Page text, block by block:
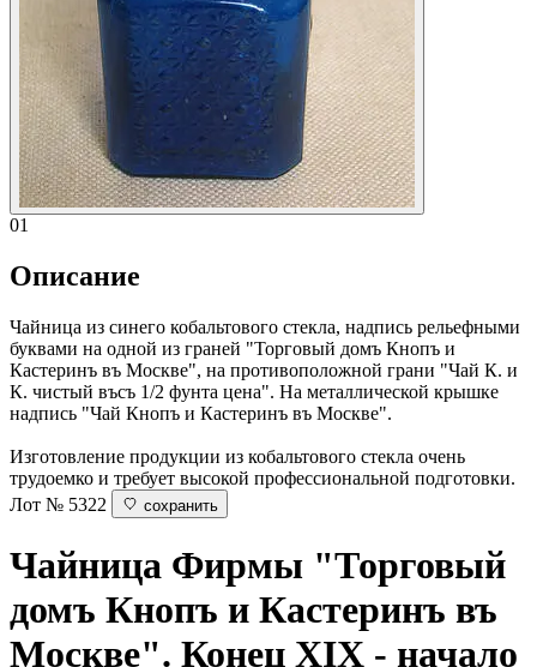
01
Описание
Чайница из синего кобальтового стекла, надпись рельефными
буквами на одной из граней "Торговый домъ Кнопъ и
Кастеринъ въ Москве", на противоположной грани "Чай К. и
К. чистый въсъ 1/2 фунта цена". На металлической крышке
надпись "Чай Кнопъ и Кастеринъ въ Москве".
Изготовление продукции из кобальтового стекла очень
трудоемко и требует высокой профессиональной подготовки.
Лот № 5322
сохранить
Чайница Фирмы "Торговый
домъ Кнопъ и Кастеринъ въ
Москве". Конец XIX - начало